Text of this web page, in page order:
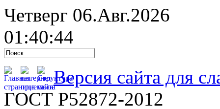
Четверг 06.Авг.2026
01:40:45
Версия сайта для
ГОСТ Р52872-2012